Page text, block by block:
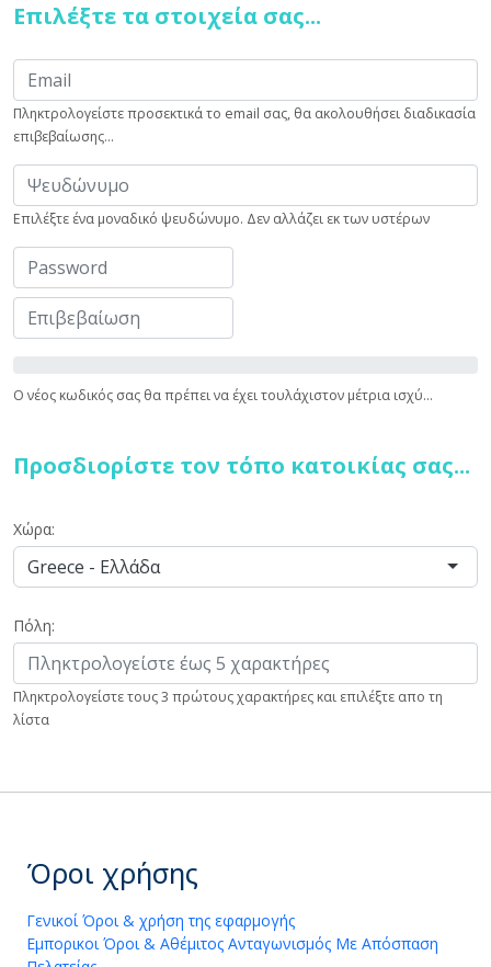
Επιλέξτε τα στοιχεία σας...
Πληκτρολογείστε προσεκτικά το email σας, θα ακολουθήσει διαδικασία
επιβεβαίωσης...
Επιλέξτε ένα μοναδικό ψευδώνυμο. Δεν αλλάζει εκ των υστέρων
Ο νέος κωδικός σας θα πρέπει να έχει τουλάχιστον μέτρια ισχύ...
Προσδιορίστε τον τόπο κατοικίας σας...
Χώρα:
Greece - Ελλάδα
Πόλη:
Πληκτρολογείστε τους 3 πρώτους χαρακτήρες και επιλέξτε απο τη
λίστα
Όροι χρήσης
Γενικοί Όροι & χρήση της εφαρμογής
Εμπορικοι Όροι & Αθέμιτος Ανταγωνισμός Με Απόσπαση